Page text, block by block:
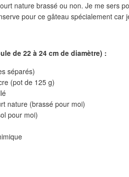
nature brassé ou non. Je me sers
pour ce gâteau spécialement car
de 22 à 24 cm de diamètre) :
séparés)
(pot de 125 g)
nature (brassé pour moi)
pour moi)